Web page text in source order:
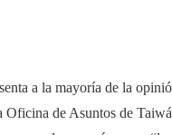
a la mayoría de la
de Asuntos de